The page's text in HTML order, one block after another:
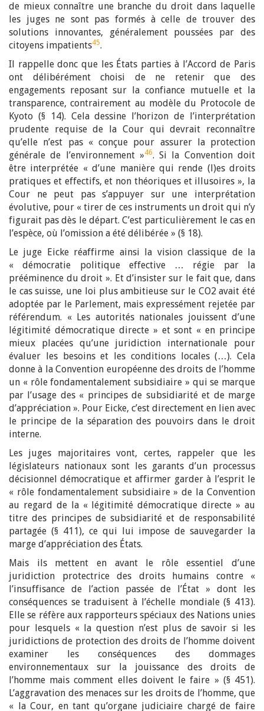
de mieux connaître une branche du droit dans laquelle
les juges ne sont pas formés à celle de trouver des
solutions innovantes, généralement poussées par des
citoyens impatients45.
Il rappelle donc que les États parties à l’Accord de Paris
ont délibérément choisi de ne retenir que des
engagements reposant sur la confiance mutuelle et la
transparence, contrairement au modèle du Protocole de
Kyoto (§ 14). Cela dessine l’horizon de l’interprétation
prudente requise de la Cour qui devrait reconnaître
qu’elle n’est pas « conçue pour assurer la protection
générale de l’environnement »46. Si la Convention doit
être interprétée « d’une manière qui rende (l)es droits
pratiques et effectifs, et non théoriques et illusoires », la
Cour ne peut pas s’appuyer sur une interprétation
évolutive, pour « tirer de ces instruments un droit qui n’y
figurait pas dès le départ. C’est particulièrement le cas en
l’espèce, où l’omission a été délibérée » (§ 18).
Le juge Eicke réaffirme ainsi la vision classique de la
« démocratie politique effective … régie par la
prééminence du droit ». Et d’insister sur le fait que, dans
le cas suisse, une loi plus ambitieuse sur le CO2 avait été
adoptée par le Parlement, mais expressément rejetée par
référendum. « Les autorités nationales jouissent d’une
légitimité démocratique directe » et sont « en principe
mieux placées qu’une juridiction internationale pour
évaluer les besoins et les conditions locales (…). Cela
donne à la Convention européenne des droits de l’homme
un « rôle fondamentalement subsidiaire » qui se marque
par l’usage des « principes de subsidiarité et de marge
d’appréciation ». Pour Eicke, c’est directement en lien avec
le principe de la séparation des pouvoirs dans le droit
interne.
Les juges majoritaires vont, certes, rappeler que les
législateurs nationaux sont les garants d’un processus
décisionnel démocratique et affirmer garder à l’esprit le
« rôle fondamentalement subsidiaire » de la Convention
au regard de la « légitimité démocratique directe » au
titre des principes de subsidiarité et de responsabilité
partagée (§ 411), ce qui lui impose de sauvegarder la
marge d’appréciation des États.
Mais ils mettent en avant le rôle essentiel d’une
juridiction protectrice des droits humains contre «
l’insuffisance de l’action passée de l’État » dont les
conséquences se traduisent à l’échelle mondiale (§ 413).
Elle se réfère aux rapporteurs spéciaux des Nations unies
pour lesquels « la question n’est plus de savoir si les
juridictions de protection des droits de l’homme doivent
examiner les conséquences des dommages
environnementaux sur la jouissance des droits de
l’homme mais comment elles doivent le faire » (§ 451).
L’aggravation des menaces sur les droits de l’homme, que
« la Cour, en tant qu’organe judiciaire chargé de faire